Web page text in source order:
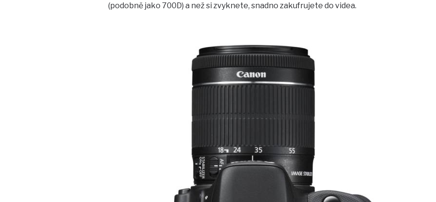
(podobně jako 700D) a než si zvyknete, snadno zakufrujete do videa.